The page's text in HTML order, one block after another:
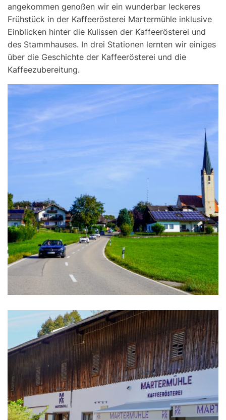
angekommen genoßen wir ein wunderbar leckeres
Frühstück in der Kaffeerösterei Martermühle inklusive
Einblicken hinter die Kulissen der Kaffeerösterei und
des Stammhauses. In drei Stationen lernten wir einiges
über die Geschichte der Kaffeerösterei und die
Kaffeezubereitung.